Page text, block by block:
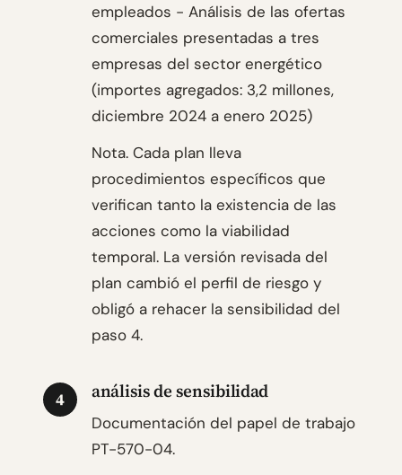
empleados - Análisis de las ofertas
comerciales presentadas a tres
empresas del sector energético
(importes agregados: 3,2 millones,
diciembre 2024 a enero 2025)
Nota. Cada plan lleva
procedimientos específicos que
verifican tanto la existencia de las
acciones como la viabilidad
temporal. La versión revisada del
plan cambió el perfil de riesgo y
obligó a rehacer la sensibilidad del
paso 4.
4 análisis de sensibilidad
Documentación del papel de trabajo
PT-570-04.